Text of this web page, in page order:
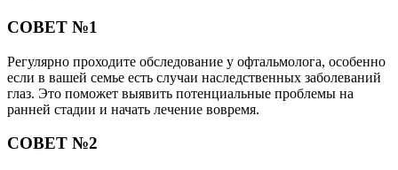
СОВЕТ №1
Регулярно проходите обследование у офтальмолога, особенно
если в вашей семье есть случаи наследственных заболеваний
глаз. Это поможет выявить потенциальные проблемы на
ранней стадии и начать лечение вовремя.
СОВЕТ №2